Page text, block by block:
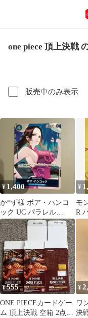
one piece 頂上決戦
販売中のみ表示
¥ 1,400
か*ず様 ボア・ハンコ
ック UC パラレル
OP02-059 頂上決戦 Box
封
¥
モ
R
¥555
ONE PIECEカードゲー
ム 頂上決戦 空箱 2点セ
¥
ワ
決